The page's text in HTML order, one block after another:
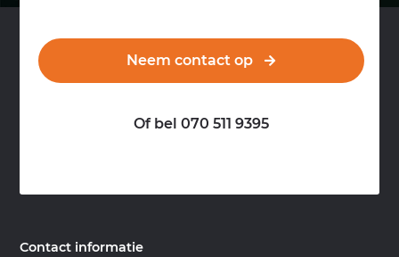
Neem contact op
Of bel 070 511 9395
Contact informatie